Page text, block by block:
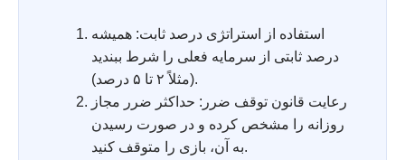
استفاده از استراتژی درصد ثابت: همیشه
درصد ثابتی از سرمایه فعلی را شرط ببندید
(مثلاً ۲ تا ۵ درصد).
رعایت قانون توقف ضرر: حداکثر ضرر مجاز
روزانه را مشخص کرده و در صورت رسیدن
به آن، بازی را متوقف کنید.